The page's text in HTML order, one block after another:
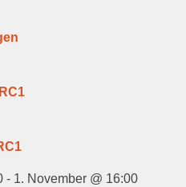
- 1. November @ 16:00